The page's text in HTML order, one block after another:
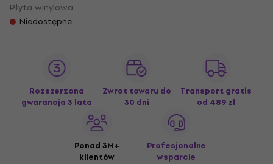
Płyta winylowa
Niedostępne
Rozszerzona
gwarancja 3 lata
Zwrot towaru do
30 dni
Transport gratis
od 489 zł
Ponad 3M+
klientów
Profesjonalne
wsparcie